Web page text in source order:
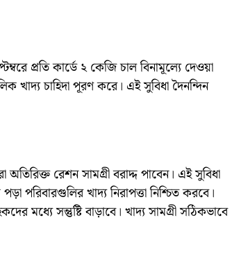
প্রতি কার্ডে ২ কেজি চাল বিনামূল্যে দেওয়া
খাদ্য চাহিদা পূরণ করে। এই সুবিধা দৈনন্দিন
রেশন সামগ্রী বরাদ্দ পাবেন। এই সুবিধা
পরিবারগুলির খাদ্য নিরাপত্তা নিশ্চিত করবে।
মধ্যে সন্তুষ্টি বাড়াবে। খাদ্য সামগ্রী সঠিকভাবে